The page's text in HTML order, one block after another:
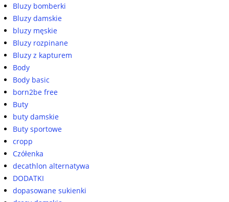
Bluzy bomberki
Bluzy damskie
bluzy męskie
Bluzy rozpinane
Bluzy z kapturem
Body
Body basic
born2be free
Buty
buty damskie
Buty sportowe
cropp
Czółenka
decathlon alternatywa
DODATKI
dopasowane sukienki